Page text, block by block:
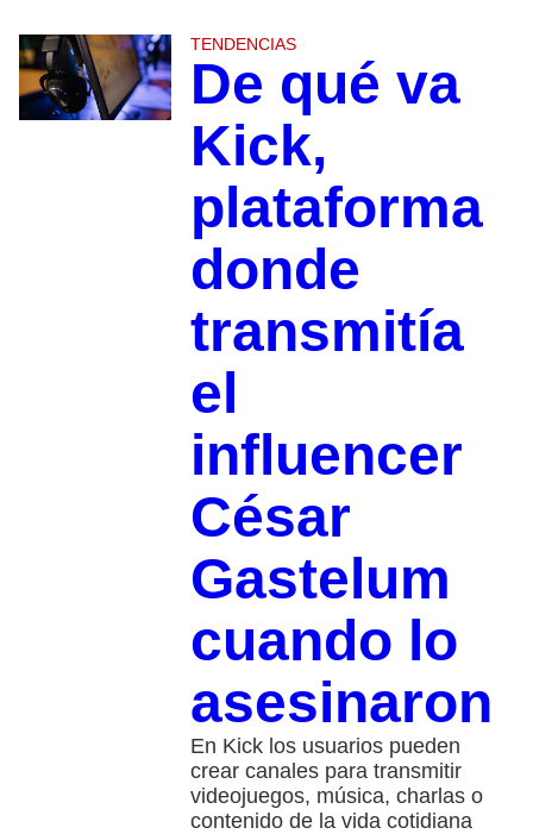
TENDENCIAS
De qué va
Kick,
plataforma
donde
transmitía
el
influencer
César
Gastelum
cuando lo
asesinaron
En Kick los usuarios pueden
crear canales para transmitir
videojuegos, música, charlas o
contenido de la vida cotidiana